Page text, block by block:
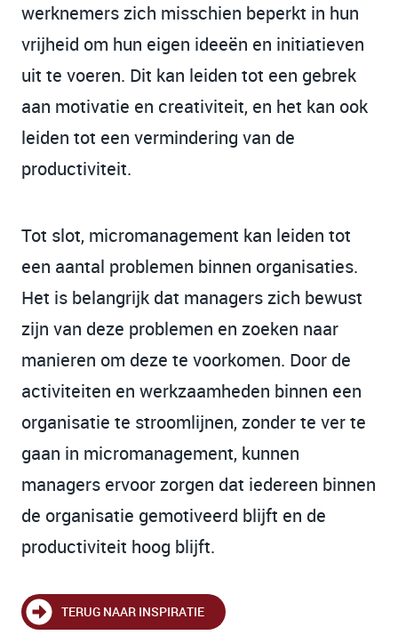
werknemers zich misschien beperkt in hun
vrijheid om hun eigen ideeën en initiatieven
uit te voeren. Dit kan leiden tot een gebrek
aan motivatie en creativiteit, en het kan ook
leiden tot een vermindering van de
productiviteit.
Tot slot, micromanagement kan leiden tot
een aantal problemen binnen organisaties.
Het is belangrijk dat managers zich bewust
zijn van deze problemen en zoeken naar
manieren om deze te voorkomen. Door de
activiteiten en werkzaamheden binnen een
organisatie te stroomlijnen, zonder te ver te
gaan in micromanagement, kunnen
managers ervoor zorgen dat iedereen binnen
de organisatie gemotiveerd blijft en de
productiviteit hoog blijft.
TERUG NAAR INSPIRATIE